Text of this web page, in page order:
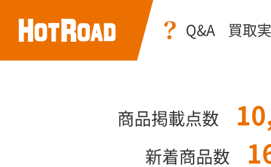
Q&A 買取
商品掲載点数
新着商品数